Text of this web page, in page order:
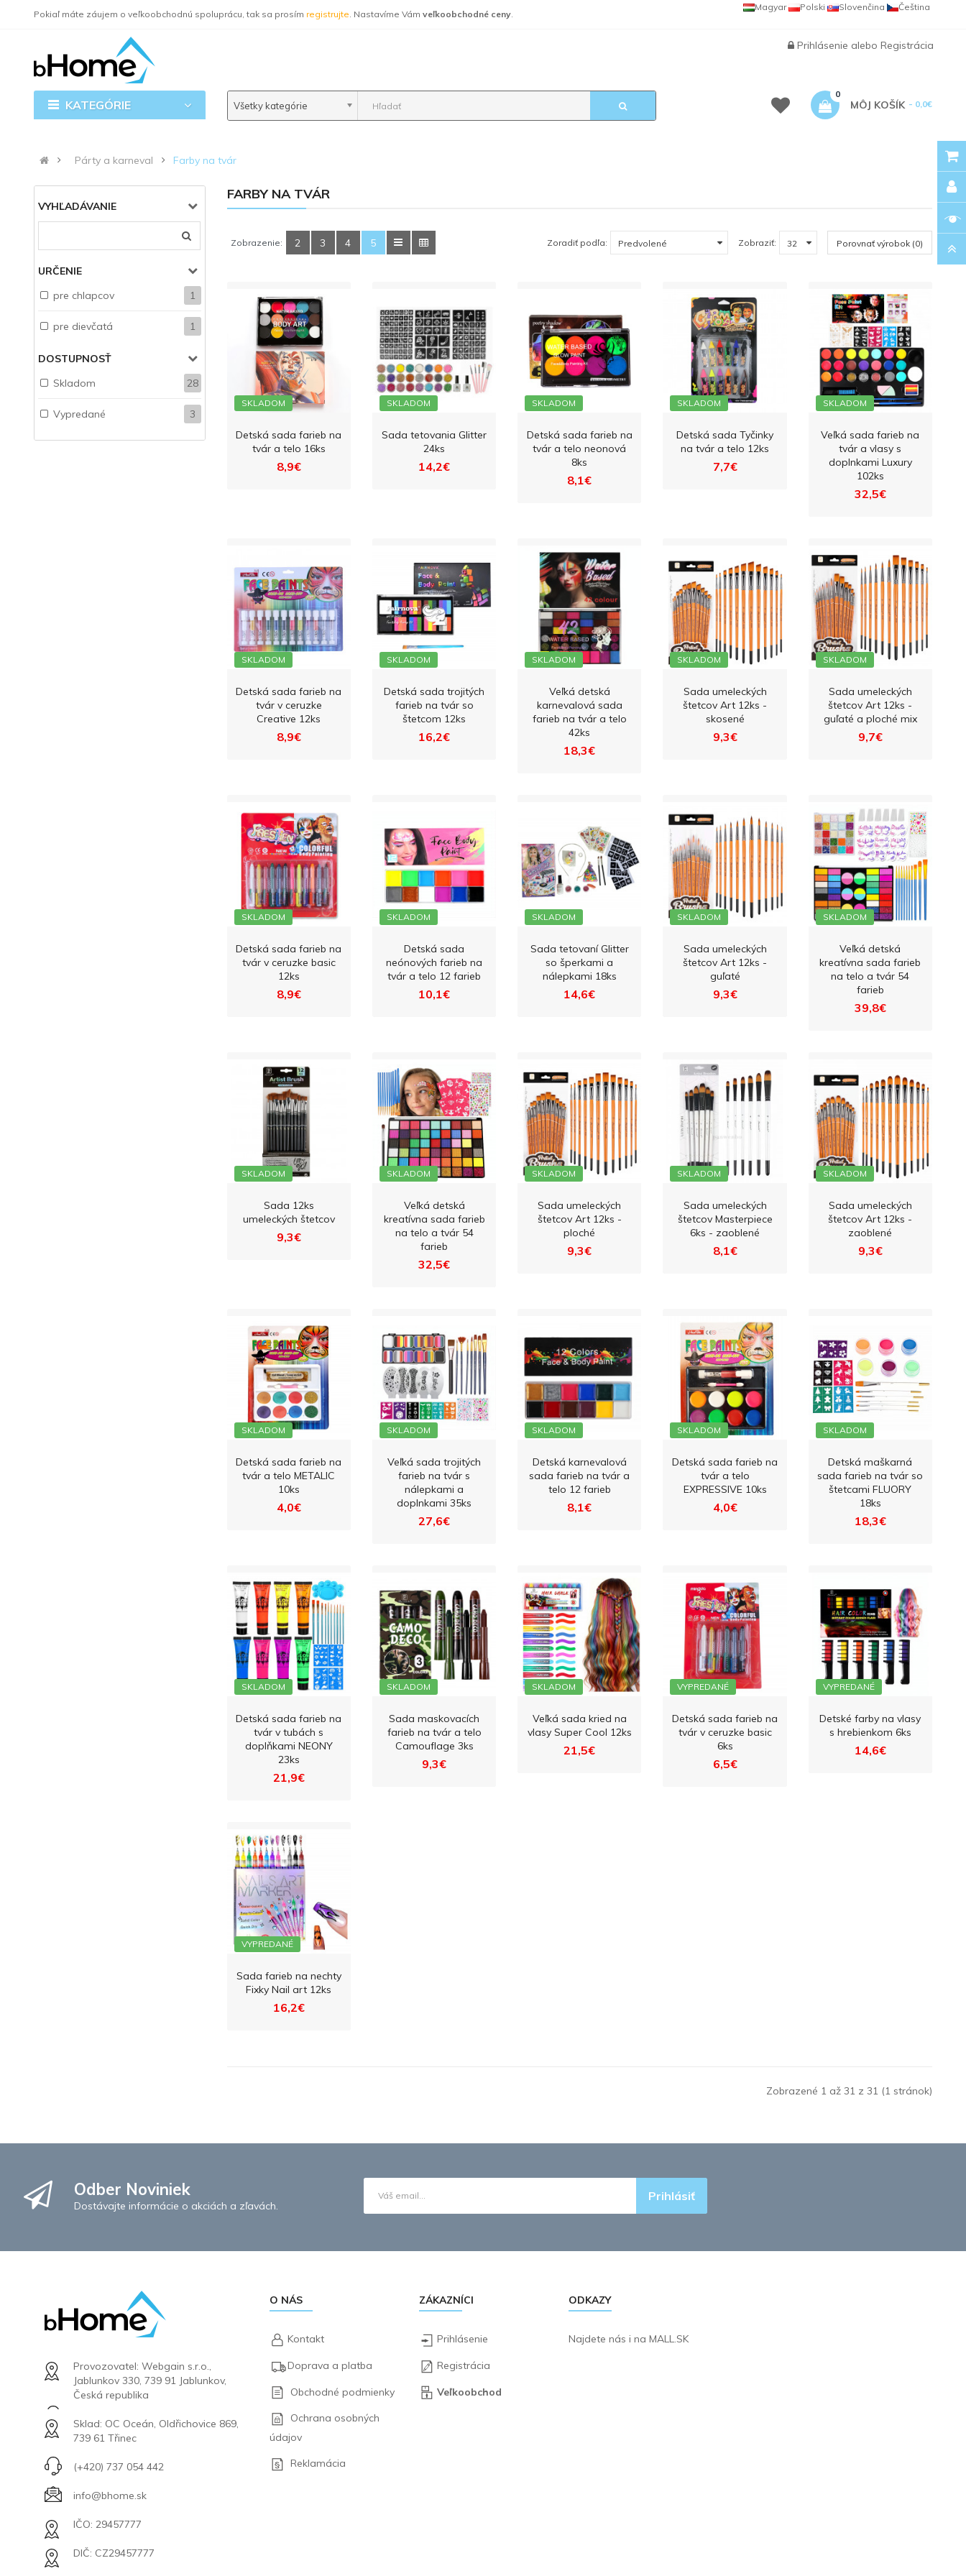
Pokiaľ máte záujem o veľkoobchodnú spoluprácu, tak sa prosím registrujte. Nastavíme Vámveľkoobchodné ceny.
Čeština
Slovenčina
Polski
Magyar
Prihlásenie alebo Registrácia
KATEGÓRIE Všetky kategórie MÔJ KOŠÍK
0
- 0,0€
Párty a karneval Farby na tvár
VYHĽADÁVANIE
URČENIE
pre chlapcov
1
pre dievčatá 1
DOSTUPNOSŤ
Skladom
28
Vypredané 3
FARBY NA TVÁR
Zobrazenie: 2 3 4 5 Zoradiť podľa: Zobraziť: Porovnať výrobok (0)
SKLADOM
Detská sada farieb na
tvár a telo 16ks
8,9€
SKLADOM
Sada tetovania Glitter
24ks
14,2€
SKLADOM
Detská sada farieb na
tvár a telo neonová
8ks
8,1€
SKLADOM
Detská sada Tyčinky
na tvár a telo 12ks
7,7€
SKLADOM
Veľká sada farieb na
tvár a vlasy s
doplnkami Luxury
102ks
32,5€
SKLADOM
Detská sada farieb na
tvár v ceruzke
Creative 12ks
8,9€
SKLADOM
Detská sada trojitých
farieb na tvár so
štetcom 12ks
16,2€
SKLADOM
Veľká detská
karnevalová sada
farieb na tvár a telo
42ks
18,3€
SKLADOM
Sada umeleckých
štetcov Art 12ks -
skosené
9,3€
SKLADOM
Sada umeleckých
štetcov Art 12ks -
guľaté a ploché mix
9,7€
SKLADOM
Detská sada farieb na
tvár v ceruzke basic
12ks
8,9€
SKLADOM
Detská sada
neónových farieb na
tvár a telo 12 farieb
10,1€
SKLADOM
Sada tetovaní Glitter
so šperkami a
nálepkami 18ks
14,6€
SKLADOM
Sada umeleckých
štetcov Art 12ks -
guľaté
9,3€
SKLADOM
Veľká detská
kreatívna sada farieb
na telo a tvár 54
farieb
39,8€
SKLADOM
Sada 12ks
umeleckých štetcov
9,3€
SKLADOM
Veľká detská
kreatívna sada farieb
na telo a tvár 54
farieb
32,5€
SKLADOM
Sada umeleckých
štetcov Art 12ks -
ploché
9,3€
SKLADOM
Sada umeleckých
štetcov Masterpiece
6ks - zaoblené
8,1€
SKLADOM
Sada umeleckých
štetcov Art 12ks -
zaoblené
9,3€
SKLADOM
Detská sada farieb na
tvár a telo METALIC
10ks
4,0€
SKLADOM
Veľká sada trojitých
farieb na tvár s
nálepkami a
doplnkami 35ks
27,6€
SKLADOM
Detská karnevalová
sada farieb na tvár a
telo 12 farieb
8,1€
SKLADOM
Detská sada farieb na
tvár a telo
EXPRESSIVE 10ks
4,0€
SKLADOM
Detská maškarná
sada farieb na tvár so
štetcami FLUORY
18ks
18,3€
SKLADOM
Detská sada farieb na
tvár v tubách s
doplňkami NEONY
23ks
21,9€
SKLADOM
Sada maskovacích
farieb na tvár a telo
Camouflage 3ks
9,3€
SKLADOM
Veľká sada kried na
vlasy Super Cool 12ks
21,5€
VYPREDANÉ
Detská sada farieb na
tvár v ceruzke basic
6ks
6,5€
VYPREDANÉ
Detské farby na vlasy
s hrebienkom 6ks
14,6€
VYPREDANÉ
Sada farieb na nechty
Fixky Nail art 12ks
16,2€
Zobrazené 1 až 31 z 31 (1 stránok)
Odber Noviniek
Dostávajte informácie o akciách a zľavách.
Prihlásiť
Provozovatel: Webgain s.r.o.,
Jablunkov 330, 739 91 Jablunkov,
Česká republika
Sklad: OC Oceán, Oldřichovice 869,
739 61 Třinec
(+420) 737 054 442
info@bhome.sk
IČO: 29457777
DIČ: CZ29457777
O NÁS
Kontakt
Doprava a platba
Obchodné podmienky
Ochrana osobných
údajov
Reklamácia
ZÁKAZNÍCI
Prihlásenie
Registrácia
Veľkoobchod
ODKAZY
Najdete nás i naMALL.SK